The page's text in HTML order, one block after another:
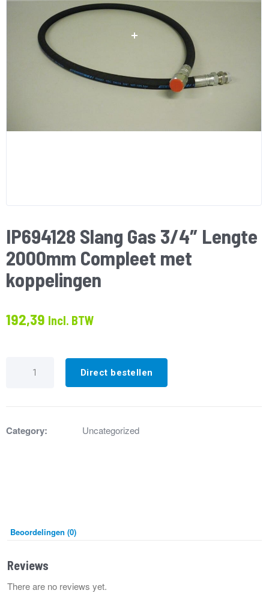
IP694128 Slang Gas 3/4″ Lengte
2000mm Compleet met
koppelingen
192,39 Incl. BTW
Compleet
met
Direct bestellen
Category: Uncategorized
Beoordelingen (0)
Reviews
There are no reviews yet.